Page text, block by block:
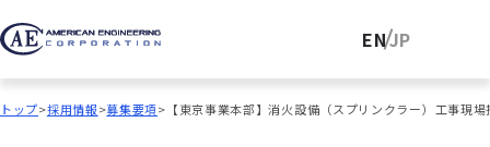
ENJP
トップ 採用情報 募集要項 【東京事業本部】消火設備（スプリンクラー）工事現場